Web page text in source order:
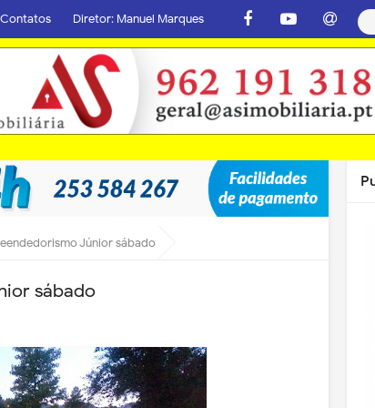
Contatos Diretor: Manuel Marques
Júnior sábado
sábado